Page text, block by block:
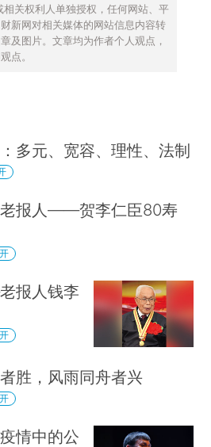
相关权利人单独授权，任何网站、平
新网对相关媒体的网站信息内容转
及图片。文章均为作者个人观点，
点。
多元、宽容、理性、法制
老报人——贺李仁臣80寿
报人钱李
胜，风雨同舟者兴
情中的公